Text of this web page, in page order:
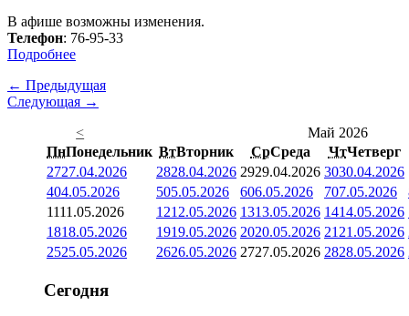
В афише возможны изменения.
Телефон: 76-95-33
Подробнее
← Предыдущая
Следующая →
<
Май 2026
ПнПонедельник ВтВторник СрСреда ЧтЧетверг
2727.04.2026 2828.04.2026 2929.04.2026 3030.04.2026
404.05.2026 505.05.2026 606.05.2026 707.05.2026
1111.05.2026 1212.05.2026 1313.05.2026 1414.05.2026
1818.05.2026 1919.05.2026 2020.05.2026 21 21.05.2026
2525.05.2026 2626.05.2026 2727.05.2026 2828.05.2026
Сегодня